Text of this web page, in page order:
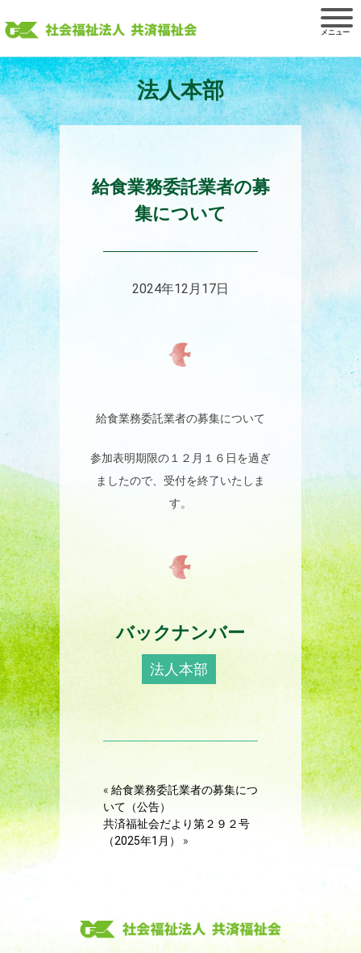
to
content
法人本部
給食業務委託業者の募
集について
2024年12月17日
給食業務委託業者の募集について
参加表明期限の１２月１６日を過ぎ
ましたので、受付を終了いたしま
す。
バックナンバー
法人本部
« 給食業務委託業者の募集につ
いて（公告）
共済福祉会だより第２９２号
（2025年1月）
»